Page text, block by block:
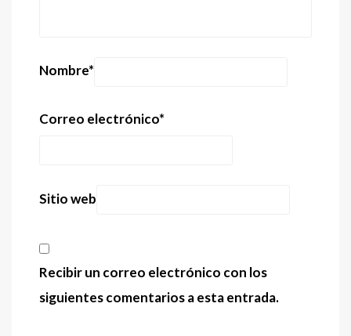
Nombre*
Correo electrónico*
Sitio web
Recibir un correo electrónico con los
siguientes comentarios a esta entrada.